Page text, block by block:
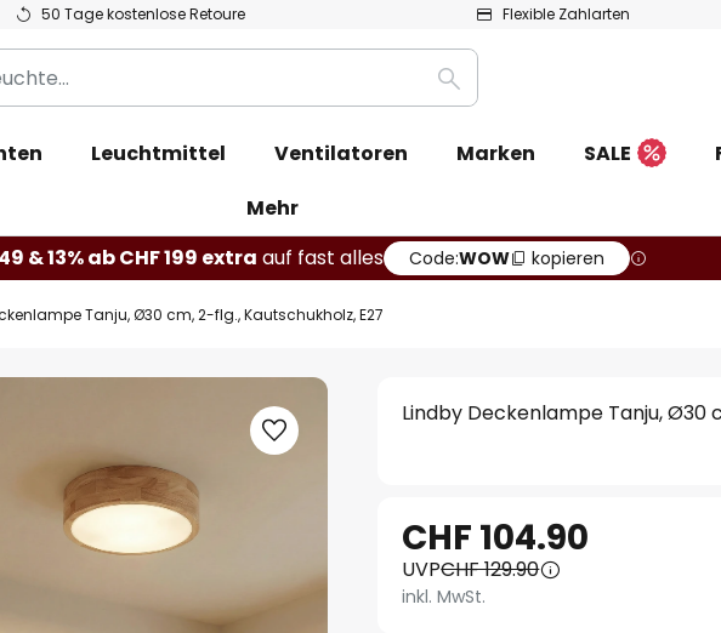
50 Tage kostenlose Retoure Flexible Zahlarten
Suche
Leuchtmittel Ventilatoren Marken SALE
Mehr
& 13% ab CHF 199 extra auf fast alles Code:WOW kopieren
Tanju, Ø30 cm, 2-flg., Kautschukholz, E27
Lindby Deckenlampe Tanju, Ø30
CHF 104.90
UVPCHF 129.90
inkl. MwSt.